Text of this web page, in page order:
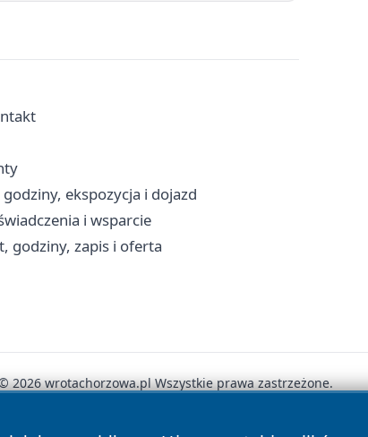
ekspozycja i dojazd
i wsparcie
godziny, zapis i oferta
2026 wrotachorzowa.pl Wszystkie prawa zastrzeżone.